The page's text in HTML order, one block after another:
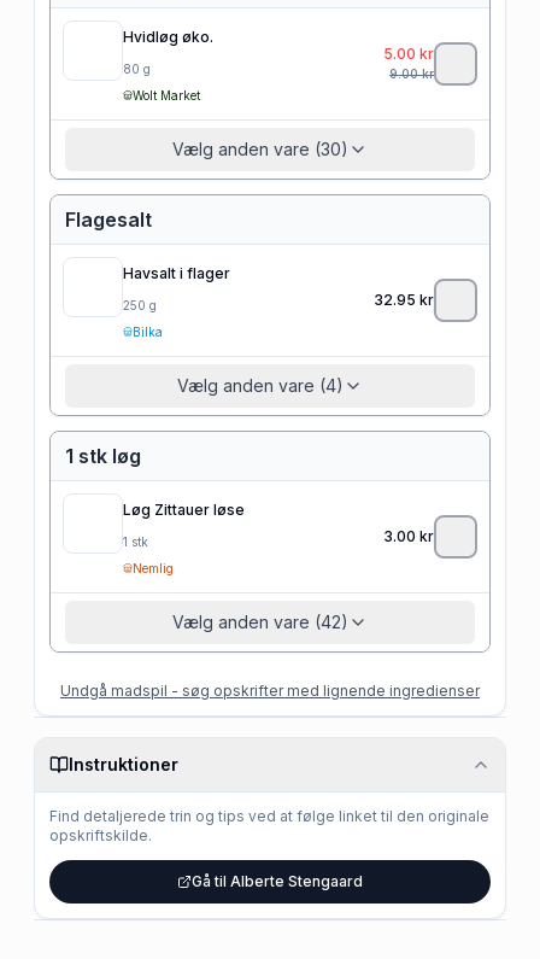
Hvidløg øko.
80 g
Wolt Market
5.00 kr
9.00kr
Vælg anden vare (30)
Flagesalt
Havsalt i flager
250 g
Bilka
32.95 kr
Vælg anden vare (4)
1 stk løg
Løg Zittauer løse
1 stk
Nemlig
3.00 kr
Vælg anden vare (42)
Undgå madspil - søg opskrifter med lignende ingredienser
Instruktioner
Find detaljerede trin og tips ved at følge linket til den originale
opskriftskilde.
Gå til Alberte Stengaard